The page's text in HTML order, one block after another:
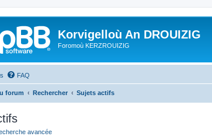
Korvigelloù An DROUIZIG
Foromoù KERZROUIZIG
FAQ
forum Rechercher Sujets actifs
avancée